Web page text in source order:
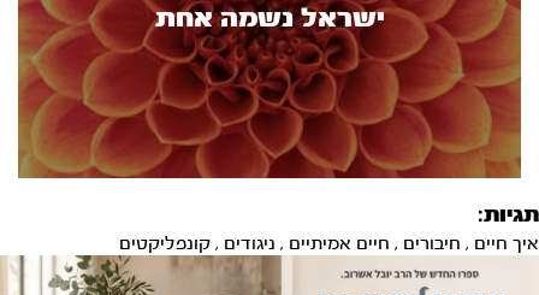
ישראל נשמה אחת
תגיות:
איך חיים , חיבורים , חיים אמיתיים , ניגודים , קונפליקטים